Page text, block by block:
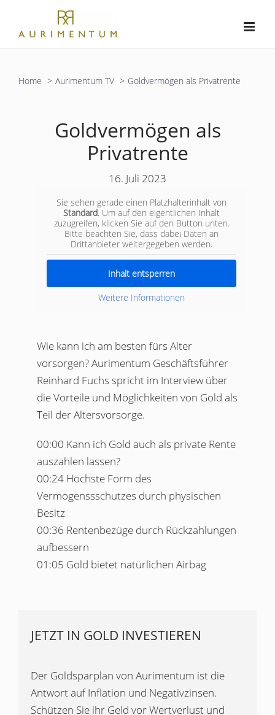
springen
Home Aurimentum TV Goldvermögen als Privatrente
Goldvermögen als
Privatrente
16. Juli 2023
Sie sehen gerade einen Platzhalterinhalt von
Standard. Um auf den eigentlichen Inhalt
zuzugreifen, klicken Sie auf den Button unten.
Bitte beachten Sie, dass dabei Daten an
Drittanbieter weitergegeben werden.
Inhalt entsperren
Weitere Informationen
Wie kann ich am besten fürs Alter
vorsorgen? Aurimentum Geschäftsführer
Reinhard Fuchs spricht im Interview über
die Vorteile und Möglichkeiten von Gold als
Teil der Altersvorsorge.
00:00 Kann ich Gold auch als private Rente
auszahlen lassen?
00:24 Höchste Form des
Vermögenssschutzes durch physischen
Besitz
00:36 Rentenbezüge durch Rückzahlungen
aufbessern
01:05 Gold bietet natürlichen Airbag
JETZT IN GOLD INVESTIEREN
Der Goldsparplan von Aurimentum ist die
Antwort auf Inflation und Negativzinsen.
Schützen Sie ihr Geld vor Wertverlust und